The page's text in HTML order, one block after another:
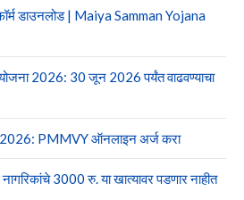
डाउनलोड | Maiya Samman Yojana
2026: 30 जून 2026 पर्यंत वाढवण्याचा
2026: PMMVY ऑनलाइन अर्ज करा
3000 रु. या खात्यावर पडणार नाहीत